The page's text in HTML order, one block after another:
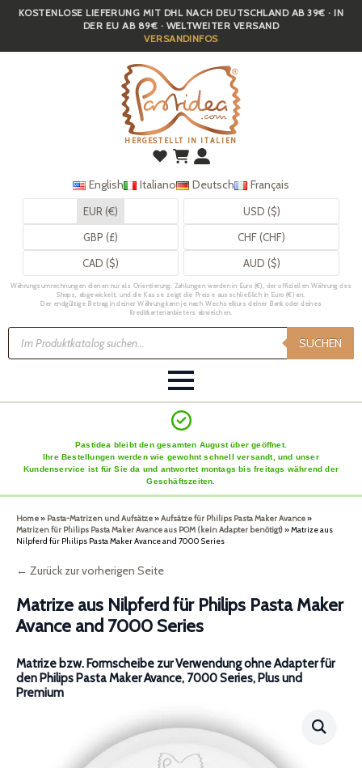
Skip
KOSTENLOSE LIEFERUNG MIT DHL NACH DEUTSCHLAND AB 39€ · IN
DER EU AB 89€ · WELTWEITER VERSAND
VERSANDINFOS
HERGESTELLT IN ITALIEN
English Italiano Deutsch Français
EUR (€)
USD ($)
GBP (£)
CHF (CHF)
CAD ($)
AUD ($)
Währungsumrechnungen dienen nur als Orientierung. Zahlungen werden in Euro (€), der offiziellen Währung des
Shops, abgewickelt, und die Kasse zeigt die Preise ausschließlich in Euro (€) an.
Der endgültige Betrag in deiner Währung kann je nach Wechselkurs deiner Bank oder deines
Kreditkartenanbieters abweichen.
Products
search SUCHEN
Pastidea bleibt den gesamten August über geöffnet.
Ihre Bestellungen werden wie gewohnt schnell versandt, und unser
Kundenservice ist für Sie da und antwortet montags bis freitags während der
Geschäftszeiten.
Home» Pasta-Matrizen und Aufsätze»Aufsätze für Philips Pasta Maker Avance»
Matrizen für Philips Pasta Maker Avance aus POM (kein Adapter benötigt)»Matrize aus
Nilpferd für Philips Pasta Maker Avance and 7000 Series
← Zurück zur vorherigen Seite
Matrize aus Nilpferd für Philips Pasta Maker
Avance and 7000 Series
Matrize bzw. Formscheibe zur Verwendung ohne Adapter für
den Philips Pasta Maker Avance, 7000 Series, Plus und
Premium